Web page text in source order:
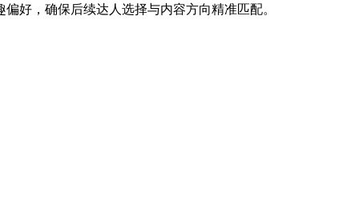
好，确保后续达人选择与内容方向精准匹配。